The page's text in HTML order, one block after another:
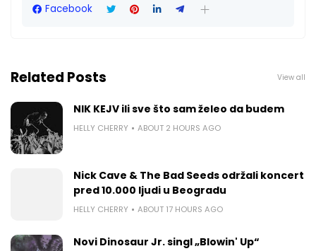
Facebook
Related Posts View all
NIK KEJV ili sve što sam želeo da budem
HELLY CHERRY ABOUT 2 HOURS AGO
Nick Cave & The Bad Seeds održali koncert
pred 10.000 ljudi u Beogradu
HELLY CHERRY ABOUT 17 HOURS AGO
Novi Dinosaur Jr. singl „Blowin' Up“